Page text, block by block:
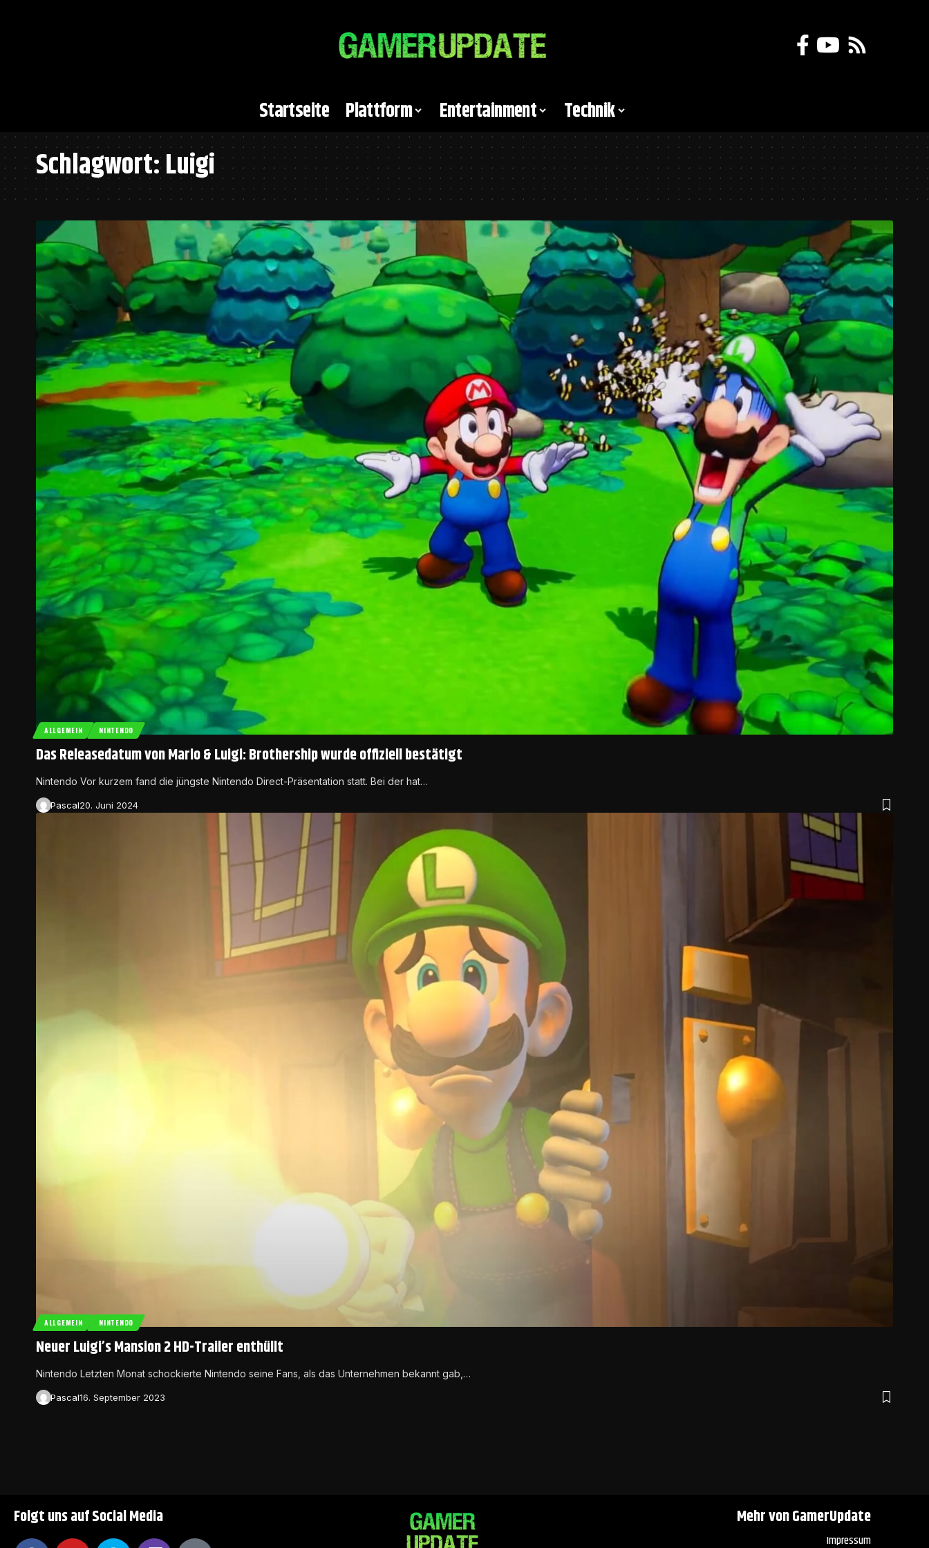
Startseite Plattform Entertainment Technik
Schlagwort:Luigi
ALLGEMEIN NINTENDO
Das Releasedatum von Mario & Luigi: Brothership wurde offiziell bestätigt
Nintendo Vor kurzem fand die jüngste Nintendo Direct-Präsentation statt. Bei der hat…
Pascal20. Juni 2024
ALLGEMEIN NINTENDO
Neuer Luigi’s Mansion 2 HD-Trailer enthüllt
Nintendo Letzten Monat schockierte Nintendo seine Fans, als das Unternehmen bekannt gab,…
Pascal16. September 2023
Folgt uns auf Social Media Mehr von GamerUpdate
Impressum